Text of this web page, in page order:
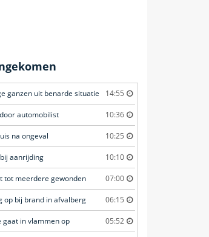
ganzen uit benarde situatie 14:55
automobilist 10:36
na ongeval 10:25
aanrijding 10:10
tot meerdere gewonden 07:00
op bij brand in afvalberg 06:15
gaat in vlammen op 05:52